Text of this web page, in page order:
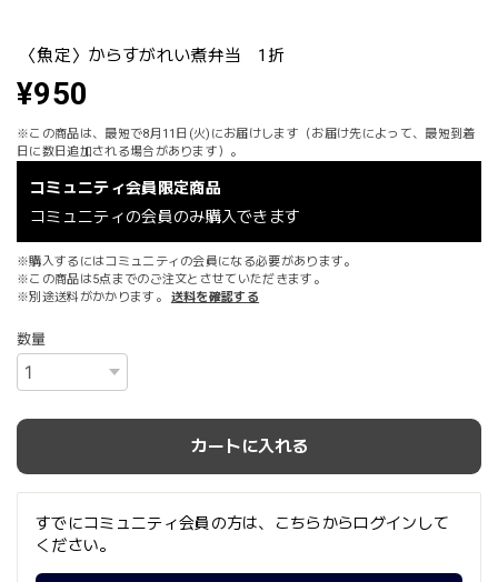
〈魚定〉からすがれい煮弁当 1折
¥950
※この商品は、最短で8月11日(火)にお届けします（お届け先によって、最短到着
日に数日追加される場合があります）。
コミュニティ会員限定商品
コミュニティの会員のみ購入できます
※購入するにはコミュニティの会員になる必要があります。
※この商品は5点までのご注文とさせていただきます。
※別途送料がかかります。
送料を確認する
数量
カートに入れる
すでにコミュニティ会員の方は、こちらからログインして
ください。